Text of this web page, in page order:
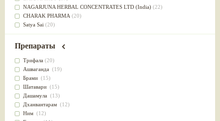
Ароматерапия(29)
Жаропонижающее(29)
для памяти(28)
для почек(28)
Слабительное (28)
Афродизиак(27)
Напитки(27)
Для йоги (27)
Для потенции(26)
Для душа(25)
для концентрации внимания
при нарушении эрекции
NAGARJUNA HERBAL CONCENTRATES LTD (India) (22)
CHARAK PHARMA (20)
Satya Sai (20)
Vyas(20)
Kerala Ayurveda
(19)
Organic India pvt ltd
Lalita(16)
Ashtang Herbals
Alarsin(14)
Vasu Health care
Baraka(13)
Dabur India Ltd
Препараты
Трифала (20)
Ашваганда (19)
Брами (15)
Шатавари (15)
Дашамула (13)
Дханвантарам (12)
Ним (12)